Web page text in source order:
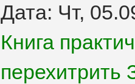
Дата: Чт,
Книга
перехитрить